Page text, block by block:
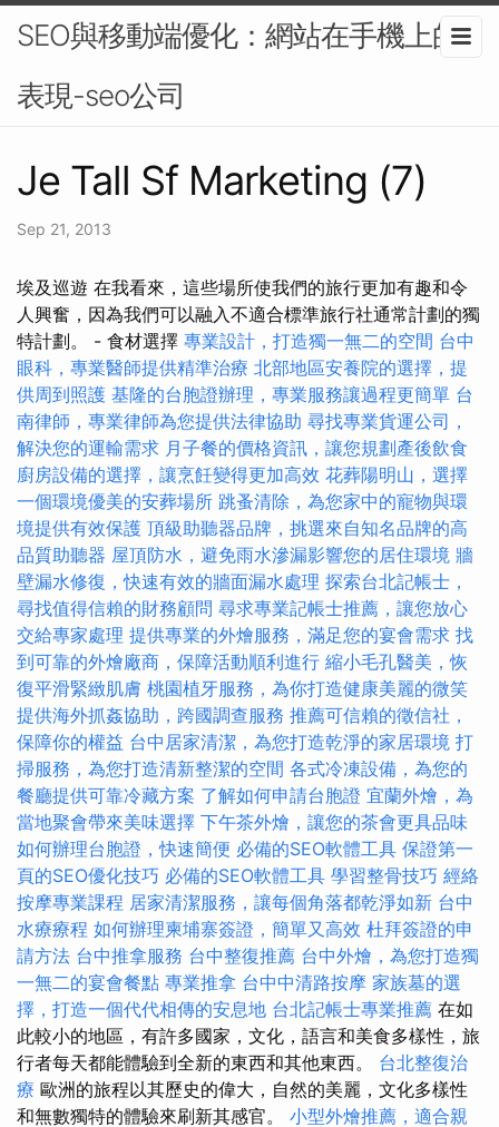
SEO與移動端優化：網站在手機上的
表現-seo公司
Je Tall Sf Marketing (7)
Sep 21, 2013
埃及巡遊 在我看來，這些場所使我們的旅行更加有趣和令
人興奮，因為我們可以融入不適合標準旅行社通常計劃的獨
特計劃。 - 食材選擇 專業設計，打造獨一無二的空間 台中
眼科，專業醫師提供精準治療 北部地區安養院的選擇，提
供周到照護 基隆的台胞證辦理，專業服務讓過程更簡單 台
南律師，專業律師為您提供法律協助 尋找專業貨運公司，
解決您的運輸需求 月子餐的價格資訊，讓您規劃產後飲食
廚房設備的選擇，讓烹飪變得更加高效 花葬陽明山，選擇
一個環境優美的安葬場所 跳蚤清除，為您家中的寵物與環
境提供有效保護 頂級助聽器品牌，挑選來自知名品牌的高
品質助聽器 屋頂防水，避免雨水滲漏影響您的居住環境 牆
壁漏水修復，快速有效的牆面漏水處理 探索台北記帳士，
尋找值得信賴的財務顧問 尋求專業記帳士推薦，讓您放心
交給專家處理 提供專業的外燴服務，滿足您的宴會需求 找
到可靠的外燴廠商，保障活動順利進行 縮小毛孔醫美，恢
復平滑緊緻肌膚 桃園植牙服務，為你打造健康美麗的微笑
提供海外抓姦協助，跨國調查服務 推薦可信賴的徵信社，
保障你的權益 台中居家清潔，為您打造乾淨的家居環境 打
掃服務，為您打造清新整潔的空間 各式冷凍設備，為您的
餐廳提供可靠冷藏方案 了解如何申請台胞證 宜蘭外燴，為
當地聚會帶來美味選擇 下午茶外燴，讓您的茶會更具品味
如何辦理台胞證，快速簡便 必備的SEO軟體工具 保證第一
頁的SEO優化技巧 必備的SEO軟體工具 學習整骨技巧 經絡
按摩專業課程 居家清潔服務，讓每個角落都乾淨如新 台中
水療療程 如何辦理柬埔寨簽證，簡單又高效 杜拜簽證的申
請方法 台中推拿服務 台中整復推薦 台中外燴，為您打造獨
一無二的宴會餐點 專業推拿 台中中清路按摩 家族墓的選
擇，打造一個代代相傳的安息地 台北記帳士專業推薦 在如
此較小的地區，有許多國家，文化，語言和美食多樣性，旅
行者每天都能體驗到全新的東西和其他東西。 台北整復治
療 歐洲的旅程以其歷史的偉大，自然的美麗，文化多樣性
和無數獨特的體驗來刷新其感官。 小型外燴推薦，適合親